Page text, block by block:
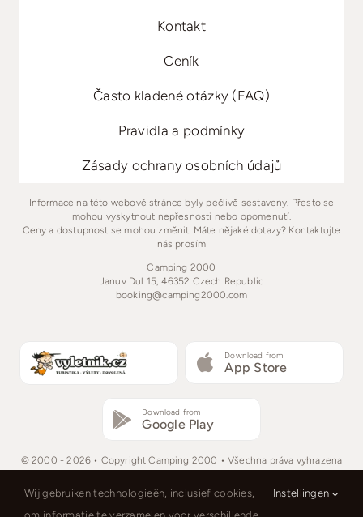
Kontakt
Ceník
Často kladené otázky (FAQ)
Pravidla a podmínky
Zásady ochrany osobních údajů
Informace na této webové stránce byly pečlivě sestaveny. Přesto se
mohou vyskytnout nepřesnosti nebo opomenutí.
Ceny a dostupnost se mohou změnit. Máte nějaké dotazy? Kontaktujte
nás prosím
Camping 2000
Januv Dul 15, 46352 Czech Republic
booking@camping2000.com
Download from
App Store
Download from
Google Play
© 2000 - 2026 • Copyright Camping 2000 • Všechna práva vyhrazena
Wij gebruiken technologieën, inclusief cookies,
Instellingen